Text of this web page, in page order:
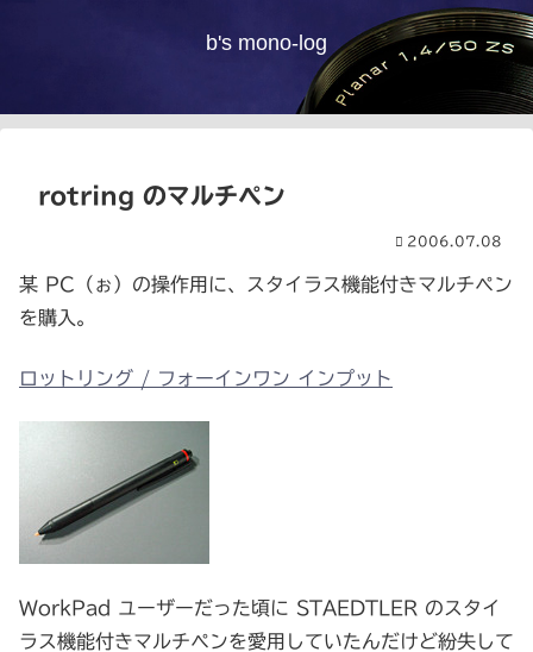
b's mono-log
rotring のマルチペン
2006.07.08
某 PC（ぉ）の操作用に、スタイラス機能付きマルチペン
を購入。
ロットリング / フォーインワン インプット
WorkPad ユーザーだった頃に STAEDTLER のスタイ
ラス機能付きマルチペンを愛用していたんだけど紛失して